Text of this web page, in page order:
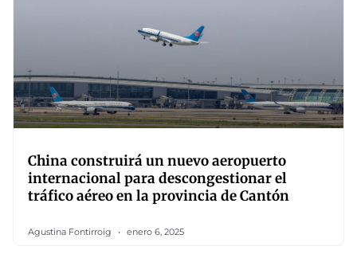
China construirá un nuevo aeropuerto
internacional para descongestionar el
tráfico aéreo en la provincia de Cantón
Agustina Fontirroig enero 6, 2025